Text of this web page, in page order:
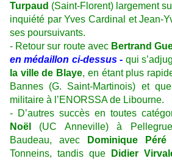
Turpaud (Saint-Florent) largement
inquiété par Yves Cardinal et Jean-
ses poursuivants.
- Retour sur route avec Bertrand
en médaillon ci-dessus - qui
la ville de Blaye, en étant plus
Bannes (G. Saint-Martinois) et
militaire à l’ENORSSA de Libourne.
- D’autres succès en toutes
Noël
(UC Anneville) à
Baudeau, avec
Dominique Péré
Tonneins, tandis que
Didier